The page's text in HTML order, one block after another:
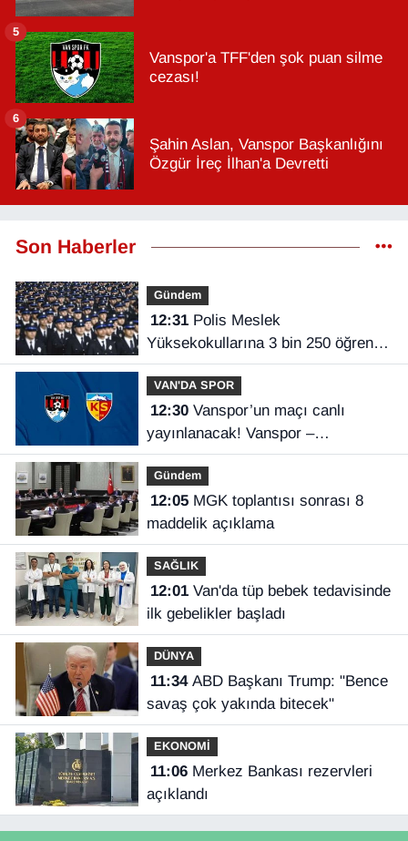
Vanspor'a TFF'den şok puan silme
cezası!
5
Şahin Aslan, Vanspor Başkanlığını
Özgür İreç İlhan'a Devretti
6
Son Haberler
Gündem
12:31Polis Meslek
Yüksekokullarına 3 bin 250 öğrenci
alınacak
VAN'DA SPOR
12:30Vanspor’un maçı canlı
yayınlanacak! Vanspor –
Kayserispor maçı hangi kanalda,
saat kaçta?
Gündem
12:05MGK toplantısı sonrası 8
maddelik açıklama
SAĞLIK
12:01Van'da tüp bebek tedavisinde
ilk gebelikler başladı
DÜNYA
11:34ABD Başkanı Trump: "Bence
savaş çok yakında bitecek"
EKONOMİ
11:06Merkez Bankası rezervleri
açıklandı